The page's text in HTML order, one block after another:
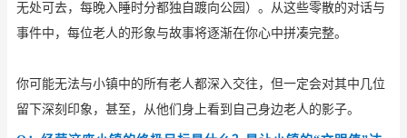
无处可去，每晚入睡时分都独自踱向公园）。从这些零散的对话与
事件中，每位老人的形象与故事将逐渐在你心中拼凑完整。
你可能无法与小镇中的所有老人都深入交往，但一定会对其中几位
留下深刻印象，甚至，从他们身上看到自己身边老人的影子。